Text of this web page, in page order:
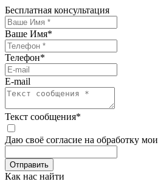
Бесплатная консультация
Ваше Имя*
Телефон*
E-mail
Текст сообщения*
Даю своё согласие на обработку
Как нас найти